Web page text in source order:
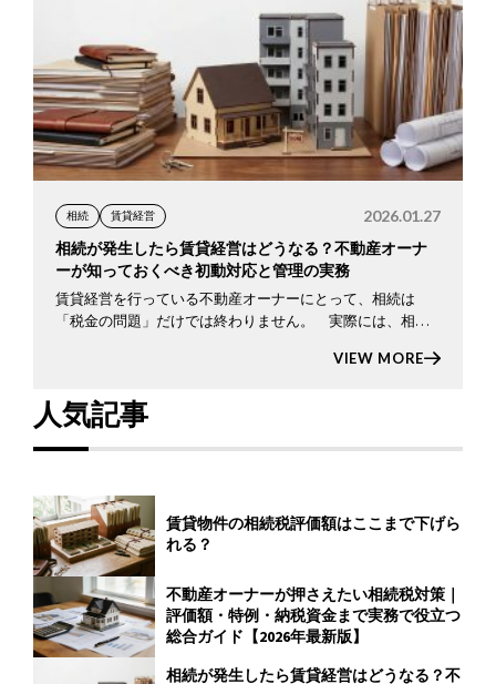
相続 賃貸経営 2026.01.27
相続が発生したら賃貸経営はどうなる？不動産オーナ
ーが知っておくべき初動対応と管理の実務
賃貸経営を行っている不動産オーナーにとって、相続は
「税金の問題」だけでは終わりません。 実際には、相続
クをはらんでいます。オーナーが亡くなったあとも、賃貸
VIEW MORE
人気記事
賃貸物件の相続税評価額はここまで下げら
れる？
不動産オーナーが押さえたい相続税対策｜
評価額・特例・納税資金まで実務で役立つ
総合ガイド【2026年最新版】
相続が発生したら賃貸経営はどうなる？不